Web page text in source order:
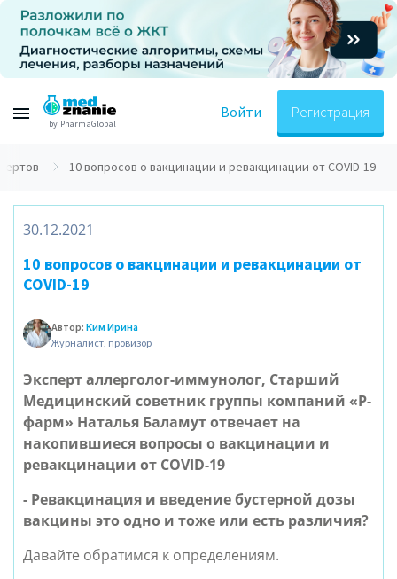
by PharmaGlobal
Войти Регистрация
10 вопросов о вакцинации и ревакцинации от COVID-19
30.12.2021
10 вопросов о вакцинации и ревакцинации от
COVID-19
Автор: Ким Ирина
Журналист, провизор
Эксперт аллерголог-иммунолог, Старший
Медицинский советник группы компаний «Р-
фарм» Наталья Баламут отвечает на
накопившиеся вопросы о вакцинации и
ревакцинации от COVID-19
- Ревакцинация и введение бустерной дозы
вакцины это одно и тоже или есть различия?
Давайте обратимся к определениям.